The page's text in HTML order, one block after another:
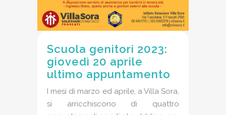
Scuola genitori 2023:
giovedì 20 aprile
ultimo appuntamento
I mesi di marzo ed aprile, a Villa Sora,
si arricchiscono di quattro